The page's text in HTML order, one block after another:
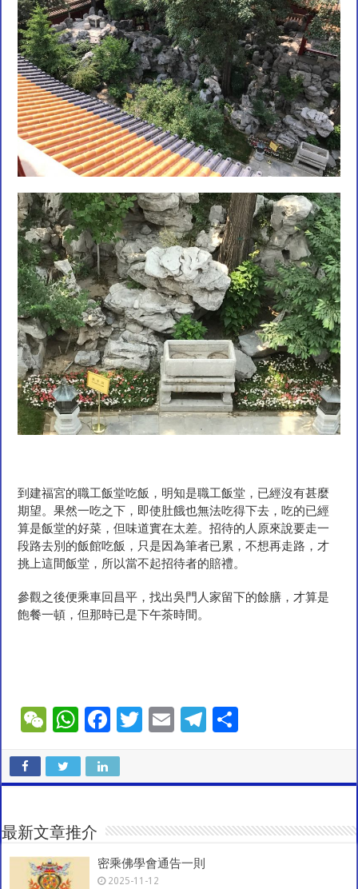
到建福宮的職工飯堂吃飯，明知是職工飯堂，已經沒有甚麼
期望。果然一吃之下，即使肚餓也無法吃得下去，吃的已經
算是飯堂的好菜，但味道實在太差。招待的人原來說要走一
段路去別的飯館吃飯，只是因為筆者已累，不想再走路，才
挑上這間飯堂，所以當不起招待者的賠禮。
參觀之後便乘車回昌平，找出吳門人家留下的餘膳，才算是
飽餐一頓，但那時已是下午茶時間。
W
C
h
at
W
at
sA
p
p
F
e
b
o
k
T
er
E
l
T
gr
a
e
最新文章推介
密乘佛學會通告一則
2025-11-12